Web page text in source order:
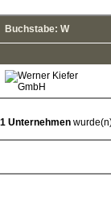
Buchstabe: W
1 Unternehmen